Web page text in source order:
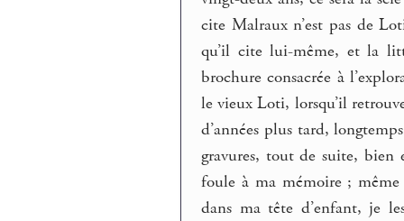
cite Malraux n’est pas de
qu’il cite lui-même, et la
brochure consacrée à
le vieux Loti, lorsqu’il
d’années plus tard,
gravures, tout de suite, bien
foule à ma mémoire ; même
dans ma tête d’enfant, je